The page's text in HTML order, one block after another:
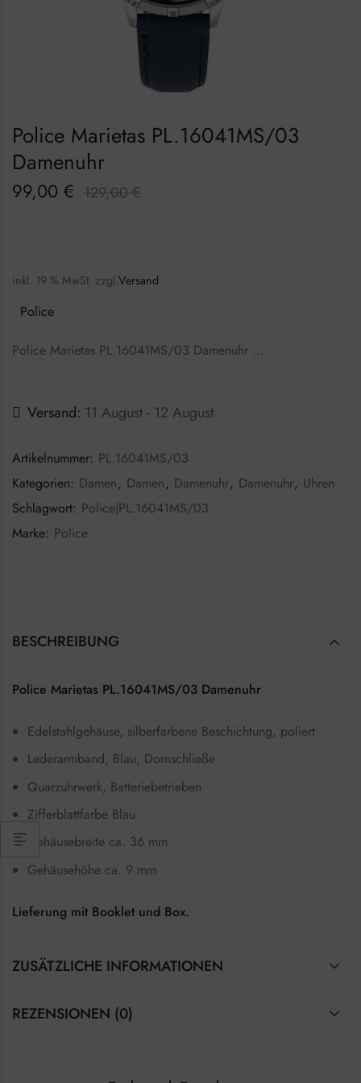
Police Marietas PL.16041MS/03
Damenuhr
99,00 € 129,00€
inkl. 19 % MwSt. zzgl.Versand
Police
Police Marietas PL.16041MS/03 Damenuhr …
Versand: 11 August - 12 August
Artikelnummer: PL.16041MS/03
Kategorien: Damen, Damen, Damenuhr, Damenuhr, Uhren
Schlagwort: Police|PL.16041MS/03
Marke: Police
BESCHREIBUNG
Police Marietas PL.16041MS/03 Damenuhr
Edelstahlgehäuse, silberfarbene Beschichtung, poliert
Lederarmband, Blau, Dornschließe
Quarzuhrwerk, Batteriebetrieben
Zifferblattfarbe Blau
Gehäusebreite ca. 36 mm
Gehäusehöhe ca. 9 mm
Lieferung mit Booklet und Box.
ZUSÄTZLICHE INFORMATIONEN
REZENSIONEN (0)